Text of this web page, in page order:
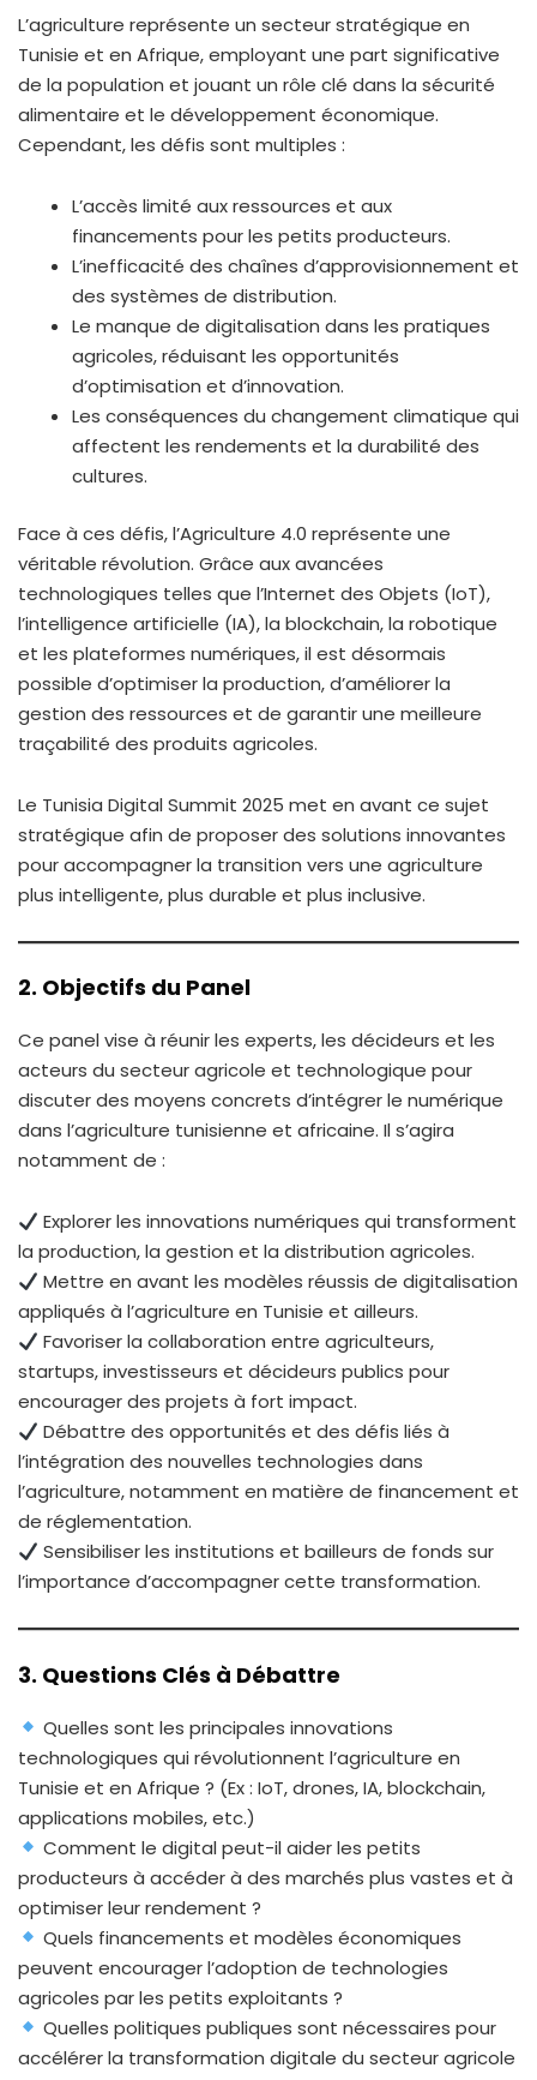
L’agriculture représente un secteur stratégique en
Tunisie et en Afrique, employant une part significative
de la population et jouant un rôle clé dans la sécurité
alimentaire et le développement économique.
Cependant, les défis sont multiples :
L’accès limité aux ressources et aux
financements pour les petits producteurs.
L’inefficacité des chaînes d’approvisionnement et
des systèmes de distribution.
Le manque de digitalisation dans les pratiques
agricoles, réduisant les opportunités
d’optimisation et d’innovation.
Les conséquences du changement climatique qui
affectent les rendements et la durabilité des
cultures.
Face à ces défis, l’Agriculture 4.0 représente une
véritable révolution. Grâce aux avancées
technologiques telles que l’Internet des Objets (IoT),
l’intelligence artificielle (IA), la blockchain, la robotique
et les plateformes numériques, il est désormais
possible d’optimiser la production, d’améliorer la
gestion des ressources et de garantir une meilleure
traçabilité des produits agricoles.
Le Tunisia Digital Summit 2025 met en avant ce sujet
stratégique afin de proposer des solutions innovantes
pour accompagner la transition vers une agriculture
plus intelligente, plus durable et plus inclusive.
2. Objectifs du Panel
Ce panel vise à réunir les experts, les décideurs et les
acteurs du secteur agricole et technologique pour
discuter des moyens concrets d’intégrer le numérique
dans l’agriculture tunisienne et africaine. Il s’agira
notamment de :
Explorer les innovations numériques qui transforment
la production, la gestion et la distribution agricoles.
Mettre en avant les modèles réussis de digitalisation
appliqués à l’agriculture en Tunisie et ailleurs.
Favoriser la collaboration entre agriculteurs,
startups, investisseurs et décideurs publics pour
encourager des projets à fort impact.
Débattre des opportunités et des défis liés à
l’intégration des nouvelles technologies dans
l’agriculture, notamment en matière de financement et
de réglementation.
Sensibiliser les institutions et bailleurs de fonds sur
l’importance d’accompagner cette transformation.
3. Questions Clés à Débattre
Quelles sont les principales innovations
technologiques qui révolutionnent l’agriculture en
Tunisie et en Afrique ? (Ex : IoT, drones, IA, blockchain,
applications mobiles, etc.)
Comment le digital peut-il aider les petits
producteurs à accéder à des marchés plus vastes et à
optimiser leur rendement ?
Quels financements et modèles économiques
peuvent encourager l’adoption de technologies
agricoles par les petits exploitants ?
Quelles politiques publiques sont nécessaires pour
accélérer la transformation digitale du secteur agricole